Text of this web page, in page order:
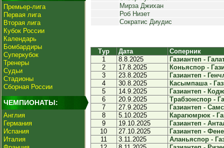
Премьер-лига
Первая лига
Вторая лига
Кубок России
Календарь
Бомбардиры
Суперкубок
Тренеры
Судьи
Стадионы
Сборная России
ЧЕМПИОНАТЫ:
Англия
Германия
Испания
Италия
Мирза Джихан
Роб Низет
Сократис Диудис
Тур Дата
Соперник
1
8.8.2025
Газиантеп -
2
17.8.2025
Коньяспор -
3
23.8.2025
Газиантеп -
4
30.8.2025
Касымпаша -
5
14.9.2025
Газиантеп -
6
20.9.2025
Трабзонспор -
7
27.9.2025
Газиантеп -
8
5.10.2025
Карагюмрюк -
9
19.10.2025
Газиантеп -
10
27.10.2025
Газиантеп -
11
3.11.2025
Аланьяспор -